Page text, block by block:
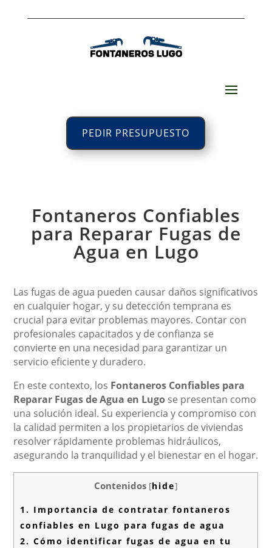
PEDIR PRESUPUESTO
Fontaneros Confiables
para Reparar Fugas de
Agua en Lugo
Las fugas de agua pueden causar daños significativos
en cualquier hogar, y su detección temprana es
crucial para evitar problemas mayores. Contar con
profesionales capacitados y de confianza se
convierte en una necesidad para garantizar un
servicio eficiente y duradero.
En este contexto, los Fontaneros Confiables para
Reparar Fugas de Agua en Lugo se presentan como
una solución ideal. Su experiencia y compromiso con
la calidad permiten a los propietarios de viviendas
resolver rápidamente problemas hidráulicos,
asegurando la tranquilidad y el bienestar en el hogar.
Contenidos [hide]
1. Importancia de contratar fontaneros
confiables en Lugo para fugas de agua
2. Cómo identificar fugas de agua en tu